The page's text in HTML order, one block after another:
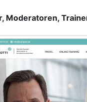
Moderatoren,